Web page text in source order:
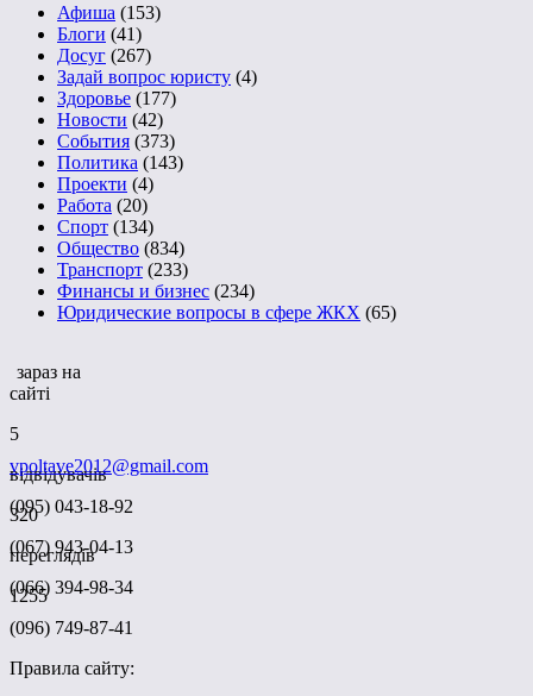
Афиша (153)
Блоги (41)
Досуг (267)
Задай вопрос юристу (4)
Здоровье (177)
Новости (42)
События (373)
Политика (143)
Проекти (4)
Работа (20)
Спорт (134)
Общество (834)
Транспорт (233)
Финансы и бизнес (234)
Юридические вопросы в сфере ЖКХ (65)
зараз на
сайті
5
відвідувачів
320
переглядів
1255
vpoltave2012@gmail.com
(095) 043-18-92
(067) 943-04-13
(066) 394-98-34
(096) 749-87-41
Правила сайту: